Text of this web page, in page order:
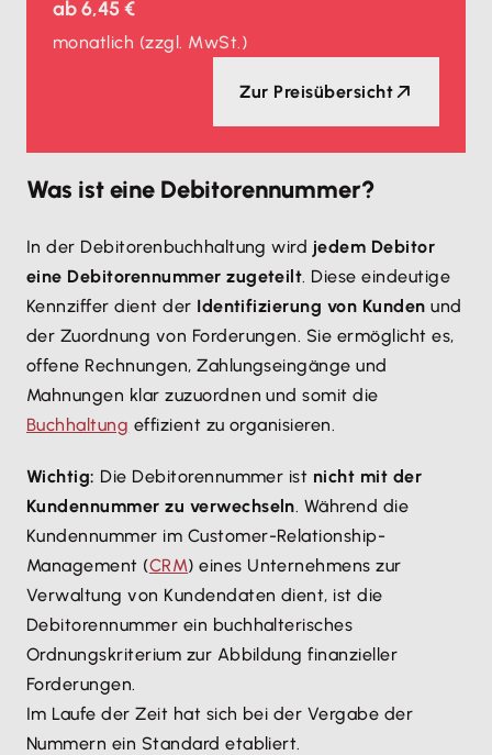
ab6,45 €
monatlich (zzgl. MwSt.)
Zur Preisübersicht
Was ist eine Debitorennummer?
In der Debitorenbuchhaltung wird jedem Debitor
eine Debitorennummer zugeteilt. Diese eindeutige
Kennziffer dient der Identifizierung von Kunden und
der Zuordnung von Forderungen. Sie ermöglicht es,
offene Rechnungen, Zahlungseingänge und
Mahnungen klar zuzuordnen und somit die
Buchhaltung effizient zu organisieren.
Wichtig: Die Debitorennummer ist nicht mit der
Kundennummer zu verwechseln. Während die
Kundennummer im Customer-Relationship-
Management (CRM) eines Unternehmens zur
Verwaltung von Kundendaten dient, ist die
Debitorennummer ein buchhalterisches
Ordnungskriterium zur Abbildung finanzieller
Forderungen.
Im Laufe der Zeit hat sich bei der Vergabe der
Nummern ein Standard etabliert.